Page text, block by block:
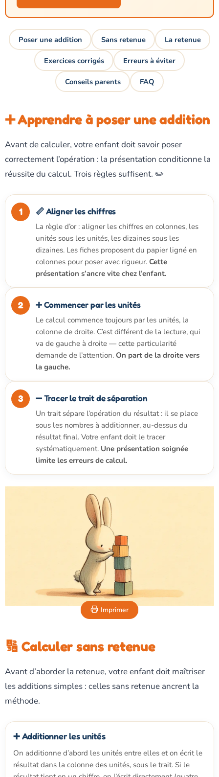
Poser une addition Sans retenue La retenue
Exercices corrigés Erreurs à éviter
Conseils parents FAQ
➕ Apprendre à poser une addition
Avant de calculer, votre enfant doit savoir poser
correctement l’opération : la présentation conditionne la
réussite du calcul. Trois règles suffisent. ✏️
📏 Aligner les chiffres
La règle d’or : aligner les chiffres en colonnes, les
unités sous les unités, les dizaines sous les
dizaines. Les fiches proposent du papier ligné en
colonnes pour poser avec rigueur. Cette
présentation s’ancre vite chez l’enfant.
➕ Commencer par les unités
Le calcul commence toujours par les unités, la
colonne de droite. C’est différent de la lecture, qui
va de gauche à droite — cette particularité
demande de l’attention. On part de la droite vers
la gauche.
➖ Tracer le trait de séparation
Un trait sépare l’opération du résultat : il se place
sous les nombres à additionner, au-dessus du
résultat final. Votre enfant doit le tracer
systématiquement. Une présentation soignée
limite les erreurs de calcul.
Imprimer
🔢 Calculer sans retenue
Avant d’aborder la retenue, votre enfant doit maîtriser
les additions simples : celles sans retenue ancrent la
méthode.
➕ Additionner les unités
On additionne d’abord les unités entre elles et on écrit le
résultat dans la colonne des unités, sous le trait. Si le